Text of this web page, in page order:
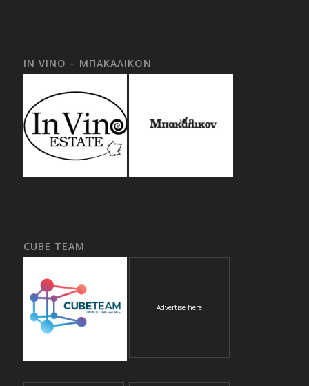
IN VINO – ΜΠΑΚΑΛΙΚΟΝ
CUBE TEAM
Advertise here